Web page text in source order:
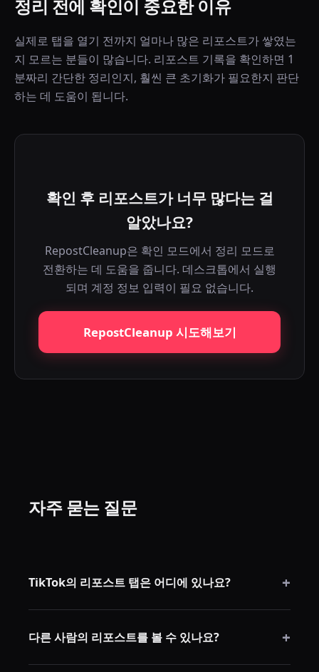
정리 전에 확인이 중요한 이유
실제로 탭을 열기 전까지 얼마나 많은 리포스트가 쌓였는
지 모르는 분들이 많습니다. 리포스트 기록을 확인하면 1
분짜리 간단한 정리인지, 훨씬 큰 초기화가 필요한지 판단
하는 데 도움이 됩니다.
확인 후 리포스트가 너무 많다는 걸
알았나요?
RepostCleanup은 확인 모드에서 정리 모드로
전환하는 데 도움을 줍니다. 데스크톱에서 실행
되며 계정 정보 입력이 필요 없습니다.
RepostCleanup 시도해보기
자주 묻는 질문
TikTok의 리포스트 탭은 어디에 있나요? +
표 아이콘으로 표시됩니다.
다른 사람의 리포스트를 볼 수 있나요? +